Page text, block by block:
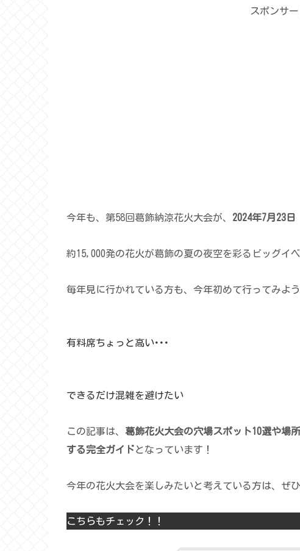
スポンサ
今年も、第58回葛飾納涼花火大会が、 2024年7月23日
約15,000発の花火が葛飾の夏の夜空を彩るビッグイベ
毎年見に行かれている方も、今年初めて行ってみよ
有料席ちょっと高い･･･
できるだけ混雑を避けたい
この記事は、 葛飾花火大会の穴場スポット10選や場
する完全ガイドとなっています！
今年の花火大会を楽しみたいと考えている方は、ぜ
こちらもチェック！！